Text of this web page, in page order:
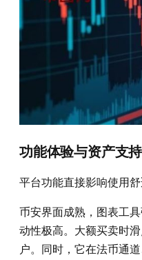
功能体验与资产支持
平台功能直接影响使用舒
币安界面成熟，图表工
动性极高。大额买卖时
户。同时，它在法币通